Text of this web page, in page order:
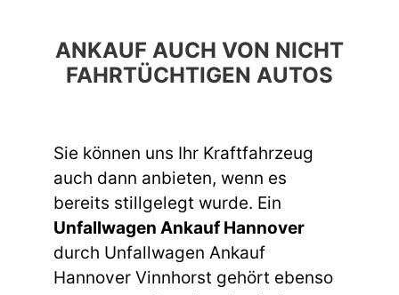
ANKAUF AUCH VON NICHT
FAHRTÜCHTIGEN AUTOS
Sie können uns Ihr Kraftfahrzeug
auch dann anbieten, wenn es
bereits stillgelegt wurde. Ein
Unfallwagen Ankauf Hannover
durch Unfallwagen Ankauf
Hannover Vinnhorst gehört ebenso